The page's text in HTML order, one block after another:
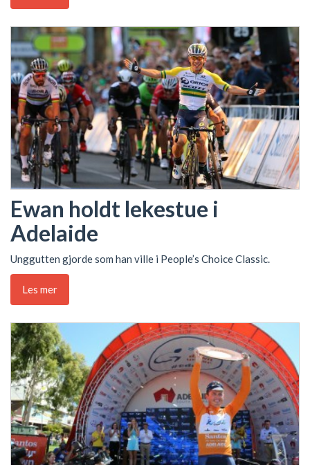
Ewan holdt lekestue i
Adelaide
Unggutten gjorde som han ville i People’s Choice Classic.
Les mer